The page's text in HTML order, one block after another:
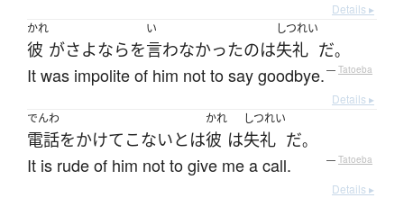
Details ▸
かれ
彼 がさよならを
い
言わなかったのは
しつれい
失礼 だ。
It was impolite of him not to say goodbye. — Tatoeba
Details ▸
でんわ
電話をかけて こないとは
かれ
彼 は
しつれい
失礼 だ。
It is rude of him not to give me a call. — Tatoeba
Details ▸